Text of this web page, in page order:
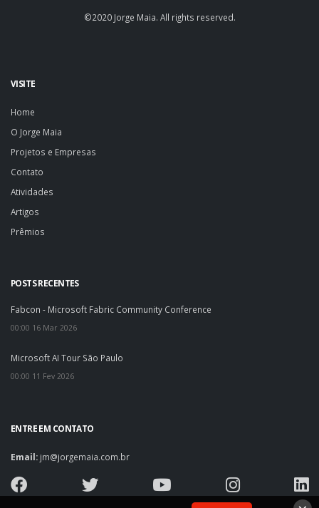
©2020 Jorge Maia. All rights reserved.
VISITE
Home
O Jorge Maia
Projetos e Empresas
Contato
Atividades
Artigos
Prêmios
POSTS RECENTES
Fabcon - Microsoft Fabric Community Conference
00:00 16 Mar 2026
Microsoft AI Tour São Paulo
00:00 11 Fev 2026
ENTRE EM CONTATO
Email: jm@jorgemaia.com.br